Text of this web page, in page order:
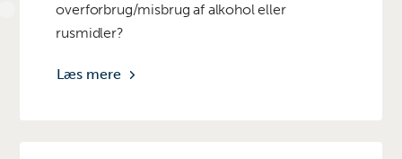
overforbrug/misbrug af alkohol eller
rusmidler?
Læs mere